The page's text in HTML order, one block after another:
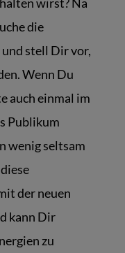
die
stell Dir vor,
Wenn Du
auch einmal im
Publikum
wenig seltsam
der neuen
kann Dir
zu